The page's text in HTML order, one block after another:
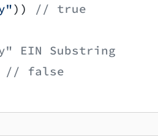
)) // true
EIN Substring
// false